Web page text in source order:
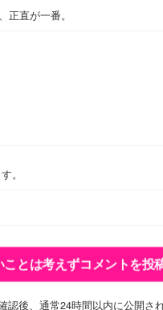
正直が一番。
。
認後、通常24時間以内に公開され